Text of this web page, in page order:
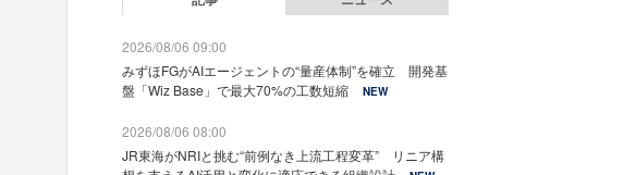
2026/08/06 09:00
みずほFGがAIエージェントの“量産体制”を確立 開発基
盤「Wiz Base」で最大70%の工数短縮
NEW
2026/08/06 08:00
JR東海がNRIと挑む“前例なき上流工程変革” リニア構